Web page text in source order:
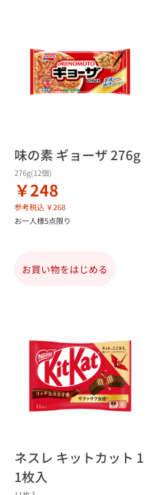
味の素 ギョーザ 276g
276g(12個)
￥248
参考税込 ￥268
お一人様5点限り
お買い物をはじめる
ネスレ キットカット 1
1枚入